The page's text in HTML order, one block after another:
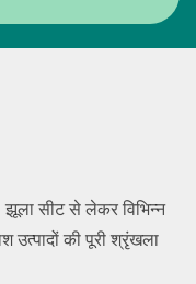
सीट से लेकर विभिन्न
उत्पादों की पूरी श्रृंखला